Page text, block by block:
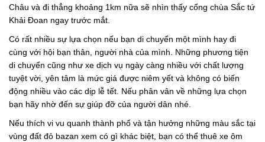
Châu và đi thẳng khoảng 1km nữa sẽ nhìn thấy cổng chùa Sắc tứ
Khải Đoan ngay trước mắt.
Có rất nhiều sự lựa chọn nếu bạn di chuyển một mình hay đi
cùng với hội bạn thân, người nhà của mình. Những phương tiện
di chuyển cũng như xe dịch vụ ngày càng nhiều với chất lượng
tuyệt vời, yên tâm là mức giá được niêm yết và không có biến
động nhiều vào các dịp lễ tết. Nếu phân vân về những lựa chọn
bạn hãy nhờ đến sự giúp đỡ của người dân nhé.
Nếu thích vi vu quanh thành phố và tận hưởng những màu sắc tại
vùng đất đỏ bazan xem có gì khác biệt, bạn có thể thuê xe ôm